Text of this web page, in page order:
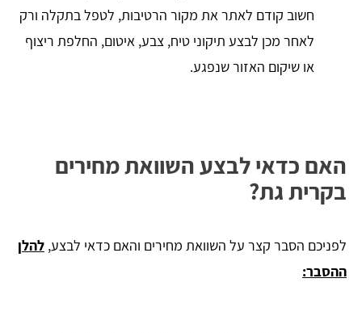
חשוב קודם לאתר את מקור הרטיבות, לטפל בתקלה ורק
לאחר מכן לבצע תיקוני טיח, צבע, איטום, החלפת ריצוף
או שיקום האזור שנפגע.
האם כדאי לבצע השוואת מחירים
בקרית גת?
לפניכם הסבר קצר על השוואת מחירים והאם כדאי לבצע, להלן
ההסבר: